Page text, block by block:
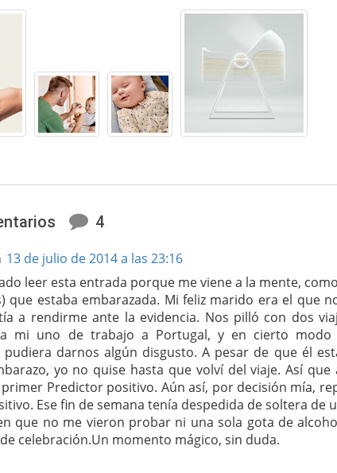
4
13 de julio de 2014 a las 23:16
leer esta entrada porque me viene a la mente,
que estaba embarazada. Mi feliz marido era el que
a rendirme ante la evidencia. Nos pilló con dos
mi uno de trabajo a Portugal, y en cierto
darnos algún disgusto. A pesar de que él
yo no quise hasta que volví del viaje. Así
primer Predictor positivo. Aún así, por decisión mía,
Ese fin de semana tenía despedida de soltera de
que no me vieron probar ni una sola gota de
celebración.Un momento mágico, sin duda.